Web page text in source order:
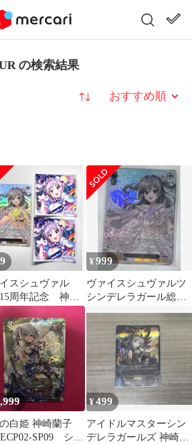
の検索結果
並び替え
スシュヴァル
周年記念 神崎
¥999
ヴァイスシュヴァルツ
シンデレラガール総選
挙2026 神崎蘭子③
白姫 神崎蘭子
SP09 シャ
¥499
アイドルマスターシン
デレラガールズ 神崎蘭